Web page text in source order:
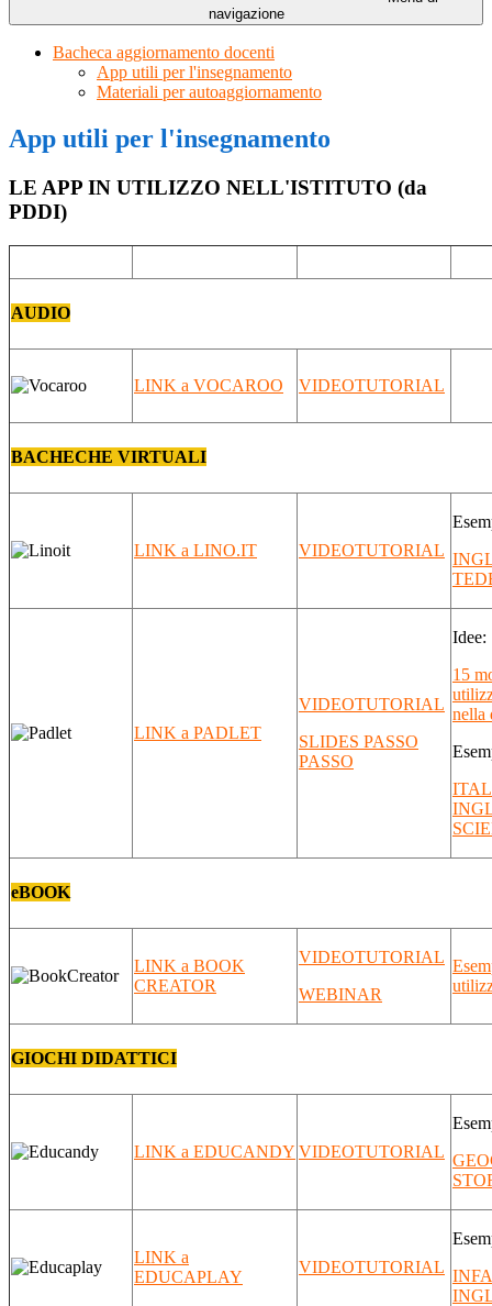
navigazione
Bacheca aggiornamento docenti
App utili per l'insegnamento
Materiali per autoaggiornamento
App utili per l'insegnamento
LE APP IN UTILIZZO NELL'ISTITUTO (da
PDDI)
AUDIO
LINK a VOCAROO VIDEOTUTORIAL
BACHECHE VIRTUALI
LINK a LINO.IT VIDEOTUTORIAL
LINK a PADLET
VIDEOTUTORIAL
SLIDES PASSO
PASSO
Idee:
15
nella
eBOOK
LINK a BOOK
CREATOR
VIDEOTUTORIAL
WEBINAR
GIOCHI DIDATTICI
LINK a EDUCANDY VIDEOTUTORIAL
LINK a
EDUCAPLAY
VIDEOTUTORIAL